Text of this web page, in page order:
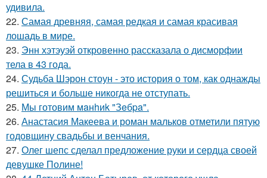
удивила.
22. Самая древняя, самая редкая и самая красивая
лошадь в мире.
23. Энн хэтэуэй откровенно рассказала о дисморфии
тела в 43 года.
24. Судьба Шэрон стоун - это история о том, как однажды
решиться и больше никогда не отступать.
25. Мы готовим мaнhиk "Зeбpa".
26. Анастасия Макеева и роман мальков отметили пятую
годовщину свадьбы и венчания.
27. Олег шепс сделал предложение руки и сердца своей
девушке Полине!